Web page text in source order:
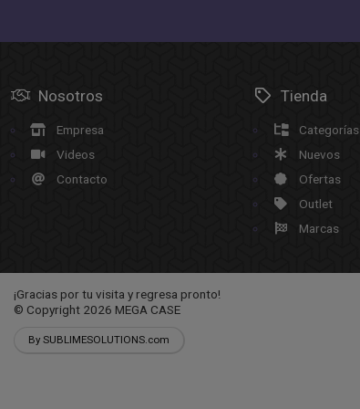
Nosotros
Empresa
Videos
Contacto
Tienda
Categorías
Nuevos
Ofertas
Outlet
Marcas
¡Gracias por tu visita y regresa pronto!
© Copyright 2026 MEGA CASE
By SUBLIMESOLUTIONS.com